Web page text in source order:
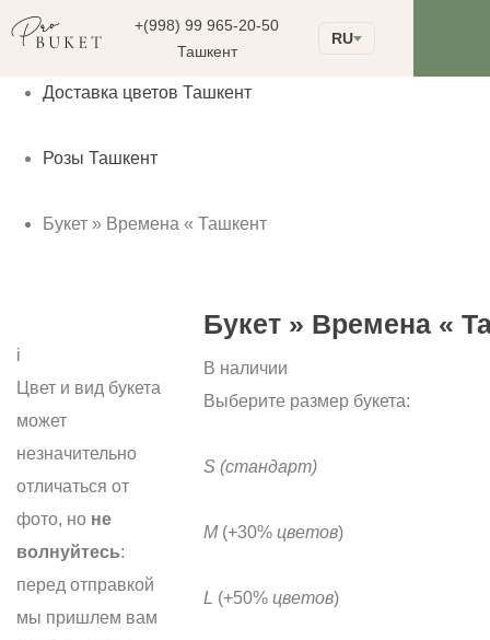
+(998) 99 965-20-50
Ташкент
RU
Доставка цветов Ташкент
Розы Ташкент
Букет » Времена « Ташкент
i
Цвет и вид букета
может
незначительно
отличаться от
фото, но не
волнуйтесь:
перед отправкой
мы пришлем вам
Букет » Времена «
В наличии
Выберите размер букета:
S (стандарт)
M(+30% цветов)
L (+50% цветов)